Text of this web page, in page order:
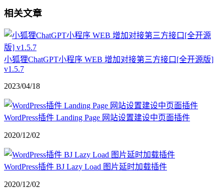
相关文章
小狐狸ChatGPT小程序 WEB 增加对接第三方接口[全开源版]
v1.5.7
2023/04/18
WordPress插件 Landing Page 网站设置建设中页面插件
2020/12/02
WordPress插件 BJ Lazy Load 图片延时加载插件
2020/12/02